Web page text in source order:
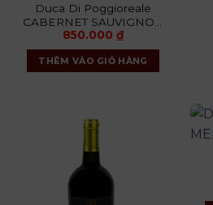
Duca Di Poggioreale
CABERNET SAUVIGNON
– 2005
850.000 ₫
THÊM VÀO GIỎ HÀNG